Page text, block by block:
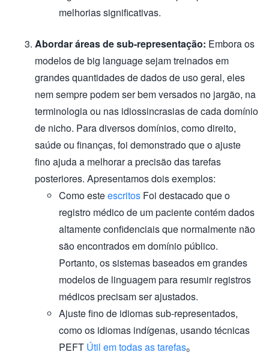
melhorias significativas.
Abordar áreas de sub-representação: Embora os
modelos de big language sejam treinados em
grandes quantidades de dados de uso geral, eles
nem sempre podem ser bem versados no jargão, na
terminologia ou nas idiossincrasias de cada domínio
de nicho. Para diversos domínios, como direito,
saúde ou finanças, foi demonstrado que o ajuste
fino ajuda a melhorar a precisão das tarefas
posteriores. Apresentamos dois exemplos:
Como esteescritos Foi destacado que o
registro médico de um paciente contém dados
altamente confidenciais que normalmente não
são encontrados em domínio público.
Portanto, os sistemas baseados em grandes
modelos de linguagem para resumir registros
médicos precisam ser ajustados.
Ajuste fino de idiomas sub-representados,
como os idiomas indígenas, usando técnicas
PEFT Útil em todas as tarefas。